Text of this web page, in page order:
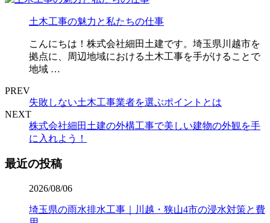
土木工事の魅力と私たちの仕事
こんにちは！株式会社細田土建です。埼玉県川越市を
拠点に、周辺地域における土木工事を手がけることで
地域 …
PREV
失敗しない土木工事業者を選ぶポイントとは
NEXT
株式会社細田土建の外構工事で美しい建物の外観を手
に入れよう！
最近の投稿
2026/08/06
埼玉県の雨水排水工事｜川越・狭山4市の浸水対策と費